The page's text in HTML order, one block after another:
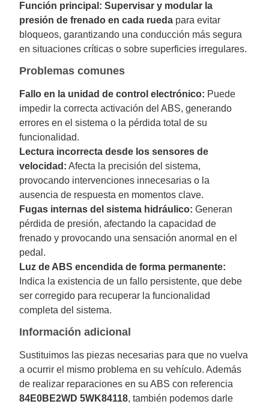
Función principal: Supervisar y modular la
presión de frenado en cada rueda para evitar
bloqueos, garantizando una conducción más segura
en situaciones críticas o sobre superficies irregulares.
Problemas comunes
Fallo en la unidad de control electrónico: Puede
impedir la correcta activación del ABS, generando
errores en el sistema o la pérdida total de su
funcionalidad.
Lectura incorrecta desde los sensores de
velocidad: Afecta la precisión del sistema,
provocando intervenciones innecesarias o la
ausencia de respuesta en momentos clave.
Fugas internas del sistema hidráulico: Generan
pérdida de presión, afectando la capacidad de
frenado y provocando una sensación anormal en el
pedal.
Luz de ABS encendida de forma permanente:
Indica la existencia de un fallo persistente, que debe
ser corregido para recuperar la funcionalidad
completa del sistema.
Información adicional
Sustituimos las piezas necesarias para que no vuelva
a ocurrir el mismo problema en su vehículo. Además
de realizar reparaciones en su ABS con referencia
84E0BE2WD 5WK84118, también podemos darle